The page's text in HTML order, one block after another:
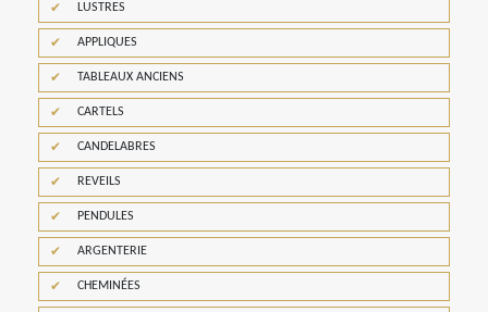
LUSTRES
APPLIQUES
TABLEAUX ANCIENS
CARTELS
CANDELABRES
REVEILS
PENDULES
ARGENTERIE
CHEMINÉES